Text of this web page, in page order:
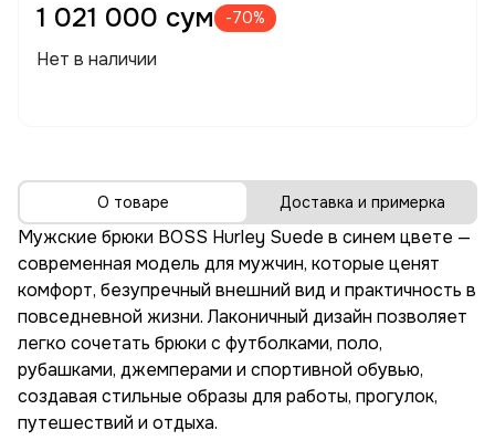
1 021 000 сум -70%
Нет в наличии
О товаре Доставка и примерка
Мужские брюки BOSS Hurley Suede в синем цвете —
современная модель для мужчин, которые ценят
комфорт, безупречный внешний вид и практичность в
повседневной жизни. Лаконичный дизайн позволяет
легко сочетать брюки с футболками, поло,
рубашками, джемперами и спортивной обувью,
создавая стильные образы для работы, прогулок,
путешествий и отдыха.